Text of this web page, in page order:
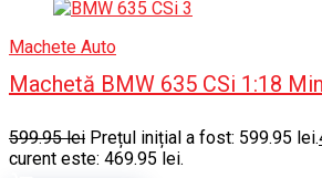
Machete Auto
Machetă BMW 635 CSi 1:18
599.95lei Prețul inițial a fost: 599.95 lei.
curent este: 469.95 lei.